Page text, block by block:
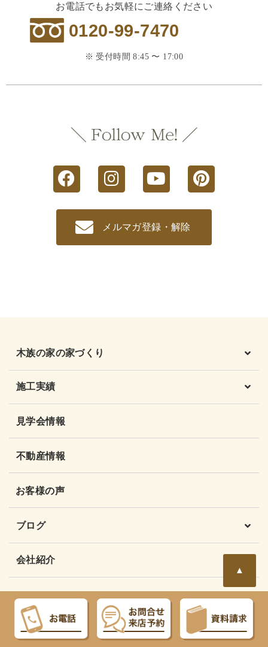
お電話でもお気軽にご連絡ください
0120-99-7470
※ 受付時間 8:45 〜 17:00
メルマガ登録・解除
木族の家の家づくり
施工実績
見学会情報
不動産情報
お客様の声
ブログ
会社紹介
▲